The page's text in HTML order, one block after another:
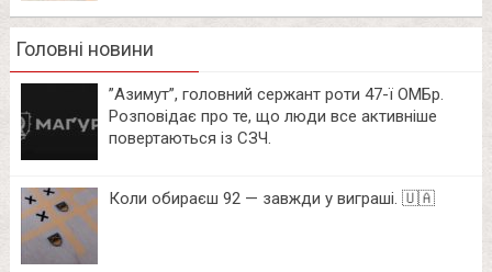
Головні новини
⁨”Азимут”, головний сержант роти 47-ї ОМБр.
Розповідає про те, що люди все активніше
повертаються із СЗЧ.
Коли обираєш 92 — завжди у виграші. 🇺🇦